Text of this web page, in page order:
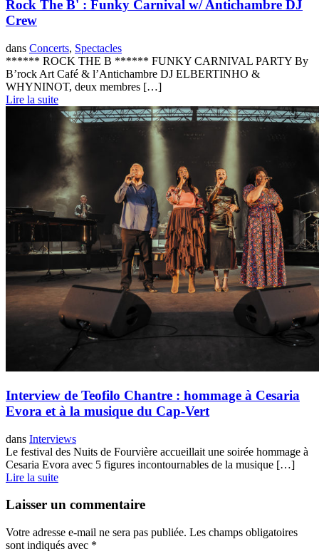
Rock The B' : Funky Carnival w/ Antichambre DJ
Crew
dans Concerts, Spectacles
****** ROCK THE B ****** FUNKY CARNIVAL PARTY By
B’rock Art Café & l’Antichambre DJ ELBERTINHO &
WHYNINOT, deux membres […]
Lire la suite
Interview de Teofilo Chantre : hommage à Cesaria
Evora et à la musique du Cap-Vert
dans Interviews
Le festival des Nuits de Fourvière accueillait une soirée hommage à
Cesaria Evora avec 5 figures incontournables de la musique […]
Lire la suite
Laisser un commentaire
Votre adresse e-mail ne sera pas publiée. Les champs obligatoires
sont indiqués avec *